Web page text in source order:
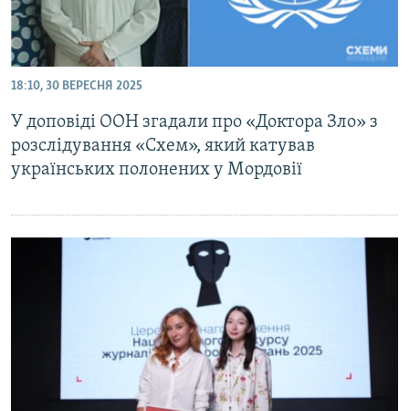
18:10, 30 ВЕРЕСНЯ 2025
У доповіді ООН згадали про «Доктора Зло» з
розслідування «Схем», який катував
українських полонених у Мордовії